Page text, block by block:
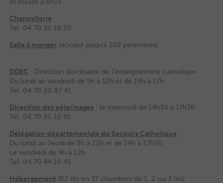
Chancellerie
Tel. 04 70 35 10 50
Salle à manger (accueil jusqu’à 160 personnes).
DDEC : Direction diocésaine de l’enseignement catholique
Du lundi au vendredi de 9h à 12h et de 14h à 17h
Tel. 04 70 20 87 41
Direction des pèlerinages: le mercredi de 14h30 à 17h30
Tel. 04 70 35 10 91
Délégation départementale du Secours Catholique
Du lundi au Jeudi de 9h à 12h et de 14h à 17h30
Le vendredi de 9h à 12h
Tel. 04 70 44 10 41
Hébergement(82 lits en 37 chambres de 1, 2 ou 3 lits)